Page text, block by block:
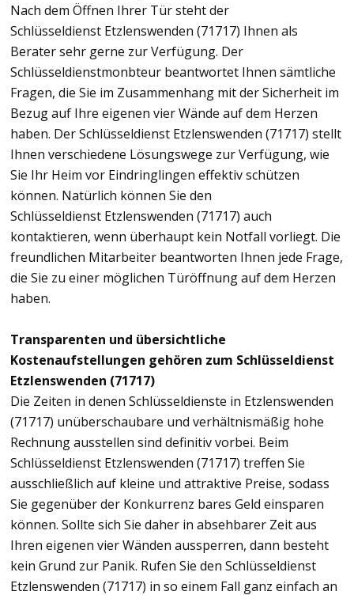
Nach dem Öffnen Ihrer Tür steht der
Schlüsseldienst Etzlenswenden (71717) Ihnen als
Berater sehr gerne zur Verfügung. Der
Schlüsseldienstmonbteur beantwortet Ihnen sämtliche
Fragen, die Sie im Zusammenhang mit der Sicherheit im
Bezug auf Ihre eigenen vier Wände auf dem Herzen
haben. Der Schlüsseldienst Etzlenswenden (71717) stellt
Ihnen verschiedene Lösungswege zur Verfügung, wie
Sie Ihr Heim vor Eindringlingen effektiv schützen
können. Natürlich können Sie den
Schlüsseldienst Etzlenswenden (71717) auch
kontaktieren, wenn überhaupt kein Notfall vorliegt. Die
freundlichen Mitarbeiter beantworten Ihnen jede Frage,
die Sie zu einer möglichen Türöffnung auf dem Herzen
haben.
Transparenten und übersichtliche
Kostenaufstellungen gehören zum Schlüsseldienst
Etzlenswenden (71717)
Die Zeiten in denen Schlüsseldienste in Etzlenswenden
(71717) unüberschaubare und verhältnismäßig hohe
Rechnung ausstellen sind definitiv vorbei. Beim
Schlüsseldienst Etzlenswenden (71717) treffen Sie
ausschließlich auf kleine und attraktive Preise, sodass
Sie gegenüber der Konkurrenz bares Geld einsparen
können. Sollte sich Sie daher in absehbarer Zeit aus
Ihren eigenen vier Wänden aussperren, dann besteht
kein Grund zur Panik. Rufen Sie den Schlüsseldienst
Etzlenswenden (71717) in so einem Fall ganz einfach an